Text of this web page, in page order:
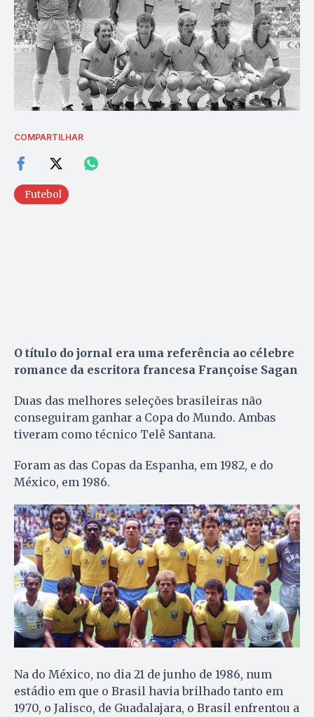
COMPARTILHAR
Futebol
O título do jornal era uma referência ao célebre
romance da escritora francesa Françoise Sagan
Duas das melhores seleções brasileiras não
conseguiram ganhar a Copa do Mundo. Ambas
tiveram como técnico Telê Santana.
Foram as das Copas da Espanha, em 1982, e do
México, em 1986.
Na do México, no dia 21 de junho de 1986, num
estádio em que o Brasil havia brilhado tanto em
1970, o Jalisco, de Guadalajara, o Brasil enfrentou a